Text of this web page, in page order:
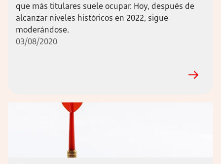
que más titulares suele ocupar. Hoy, después de
alcanzar niveles históricos en 2022, sigue
moderándose.
03/08/2020